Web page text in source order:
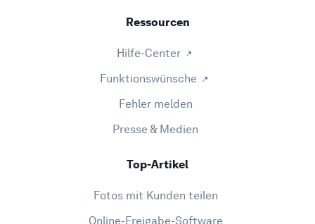
Ressourcen
Hilfe-Center
Funktionswünsche
Fehler melden
Presse & Medien
Top-Artikel
Fotos mit Kunden teilen
Online-Freigabe-Software